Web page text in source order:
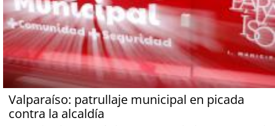
Valparaíso: patrullaje municipal en picada
contra la alcaldía